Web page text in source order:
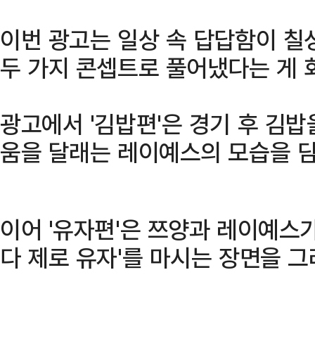
이번 광고는 일상 속 답답함이
두 가지 콘셉트로 풀어냈다는 게
광고에서 '김밥편'은 경기 후 김
움을 달래는 레이예스의 모습을
이어 '유자편'은 쯔양과 레이예스
다 제로 유자'를 마시는 장면을